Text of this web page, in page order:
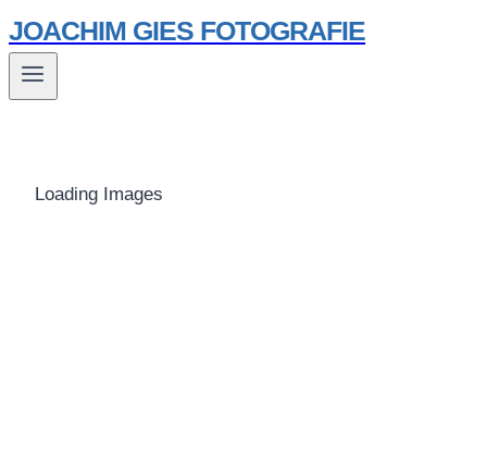
Zum
Inhalt
springen
JOACHIM GIES FOTOGRAFIE
Loading Images